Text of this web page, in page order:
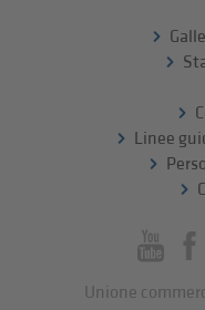
Linee
Unione